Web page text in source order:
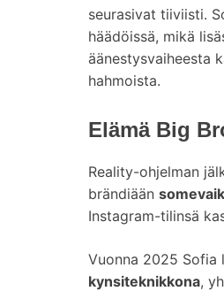
seurasivat tiiviisti.
häädöissä, mikä
äänestysvaiheesta
hahmoista.
Elämä Big
Reality-ohjelman
brändiään
Instagram-tilinsä
Vuonna 2025 Sofia
kynsiteknikkona,